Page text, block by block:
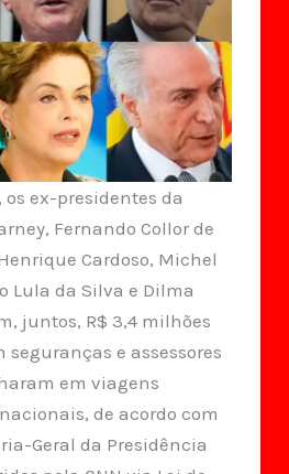
os ex-presidentes da
Fernando Collor de
Cardoso, Michel
Lula da Silva e Dilma
juntos, R$ 3,4 milhões
seguranças e assessores
em viagens
de acordo com
Geral da Presidência